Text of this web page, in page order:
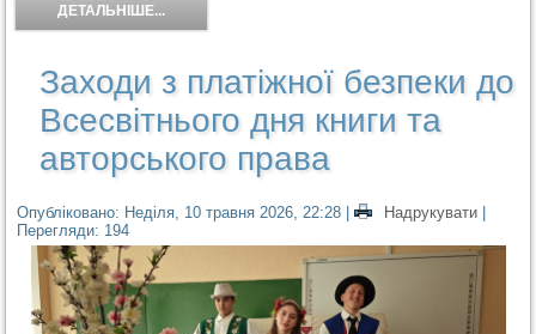
ДЕТАЛЬНІШЕ...
Заходи з платіжної безпеки до
Всесвітнього дня книги та
авторського права
Опубліковано: Неділя, 10 травня 2026, 22:28 | Надрукувати |
Перегляди: 194